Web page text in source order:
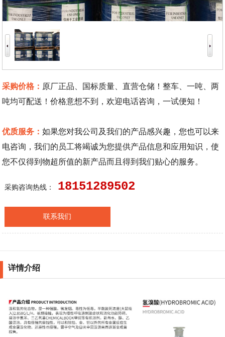
采购价格： 原厂正品、国标质量、直营仓储！整车、一吨、两
吨均可配送！价格意想不到，欢迎电话咨询，一试便知！
优质服务：如果您对我公司及我们的产品感兴趣，您也可以来
电咨询，我们的员工将竭诚为您提供产品信息和应用知识，使
您不仅得到物超所值的新产品而且得到我们贴心的服务。
采购咨询热线： 18151289502
联系我们
详情介绍